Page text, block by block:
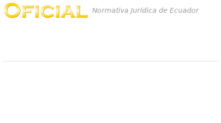
Normativa Jurídica de Ecuador